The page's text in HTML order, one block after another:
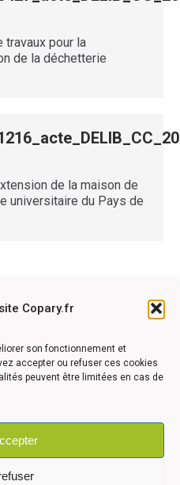
Copary.fr
son fonctionnement et
accepter ou refuser ces cookies
peuvent être limitées en cas de
travaux pour la
de la déchetterie
de la maison de
universitaire du Pays de
financier de l'Union